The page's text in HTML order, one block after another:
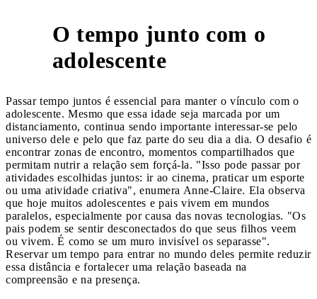
O tempo junto com o
adolescente
Passar tempo juntos é essencial para manter o vínculo com o
adolescente. Mesmo que essa idade seja marcada por um
distanciamento, continua sendo importante interessar-se pelo
universo dele e pelo que faz parte do seu dia a dia. O desafio é
encontrar zonas de encontro, momentos compartilhados que
permitam nutrir a relação sem forçá-la. "Isso pode passar por
atividades escolhidas juntos: ir ao cinema, praticar um esporte
ou uma atividade criativa", enumera Anne-Claire. Ela observa
que hoje muitos adolescentes e pais vivem em mundos
paralelos, especialmente por causa das novas tecnologias. "Os
pais podem se sentir desconectados do que seus filhos veem
ou vivem. É como se um muro invisível os separasse".
Reservar um tempo para entrar no mundo deles permite reduzir
essa distância e fortalecer uma relação baseada na
compreensão e na presença.